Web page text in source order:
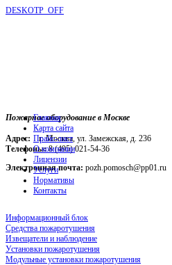
DESKOTP_OFF
Пожарное оборудование в Москве
Адрес: г. Москва, ул. Замежская, д. 236
Телефоны:8 (495) 021-54-36
Электронная почта: pozh.pomosch@pp01.ru
Главная
Карта сайта
Прайс-лист
О компании
Лицензии
Услуги
Нормативы
Контакты
Информационный блок
Средства пожаротушения
Извещатели и наблюдение
Установки пожаротушения
Модульные установки пожаротушения